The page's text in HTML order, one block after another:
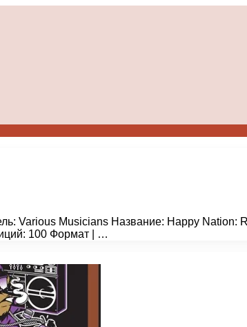
Various Musicians Название: Happy
100 Формат | …